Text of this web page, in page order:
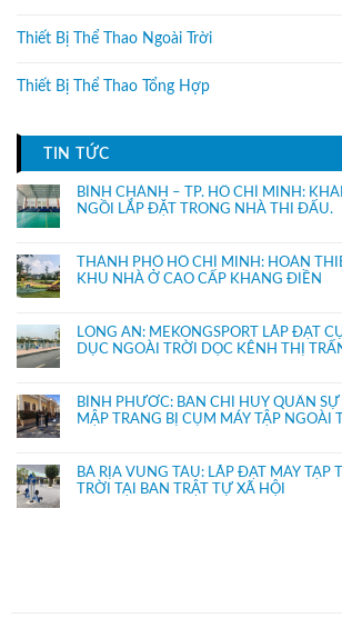
Thiết Bị Thể Thao Ngoài Trời
Thiết Bị Thể Thao Tổng Hợp
TIN TỨC
BÌNH CHÁNH – TP. HỒ CHÍ MINH:
NGỒI LẮP ĐẶT TRONG NHÀ THI ĐẤU.
THÀNH PHỐ HỒ CHÍ MINH: HOÀN
KHU NHÀ Ở CAO CẤP KHANG ĐIỀN
LONG AN: MEKONGSPORT LẮP ĐẶT
DỤC NGOÀI TRỜI DỌC KÊNH THỊ
BÌNH PHƯỚC: BAN CHỈ HUY QUÂN
MẬP TRANG BỊ CỤM MÁY TẬP NGOÀI
BÀ RỊA VŨNG TÀU: LẮP ĐẶT MÁY TẬP
TRỜI TẠI BAN TRẬT TỰ XÃ HỘI